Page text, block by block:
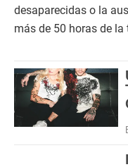
desaparecidas o la
más de 50 horas de la